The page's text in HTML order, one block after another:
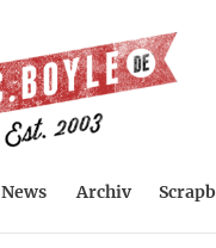
News Archiv